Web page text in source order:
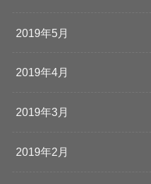
2019年5月
2019年4月
2019年3月
2019年2月